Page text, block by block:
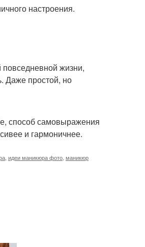
настроения.
жизни,
Даже простой, но
способ самовыражения
и гармоничнее.
идеи маникюра фото маникюр